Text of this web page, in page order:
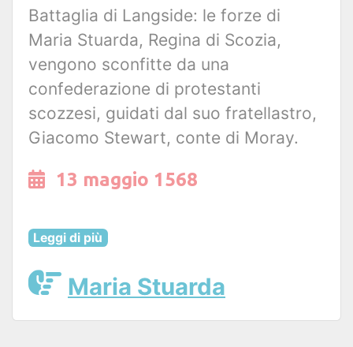
Battaglia di Langside: le forze di
Maria Stuarda, Regina di Scozia,
vengono sconfitte da una
confederazione di protestanti
scozzesi, guidati dal suo fratellastro,
Giacomo Stewart, conte di Moray.
13 maggio 1568
Leggi di più
Maria Stuarda